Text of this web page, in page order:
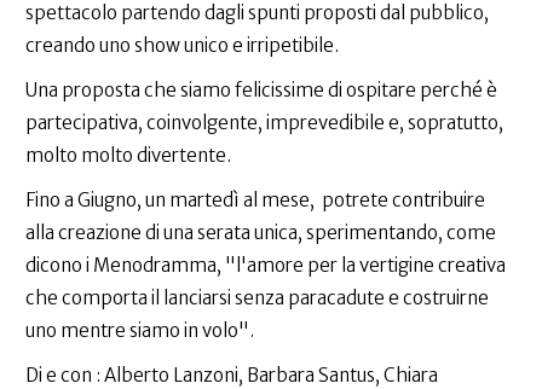
spettacolo partendo dagli spunti proposti dal pubblico,
creando uno show unico e irripetibile.
Una proposta che siamo felicissime di ospitare perché è
partecipativa, coinvolgente, imprevedibile e, sopratutto,
molto molto divertente.
Fino a Giugno, un martedì al mese, potrete contribuire
alla creazione di una serata unica, sperimentando, come
dicono i Menodramma, "l'amore per la vertigine creativa
che comporta il lanciarsi senza paracadute e costruirne
uno mentre siamo in volo".
Di e con : Alberto Lanzoni, Barbara Santus, Chiara